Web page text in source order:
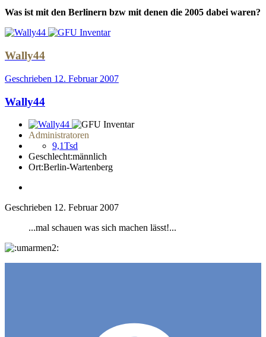
Was ist mit den Berlinern bzw mit denen die 2005 dabei waren?
Wally44
Geschrieben 12. Februar 2007
Wally44
Administratoren
9,1Tsd
Geschlecht:männlich
Ort:Berlin-Wartenberg
Geschrieben 12. Februar 2007
...mal schauen was sich machen lässt!...